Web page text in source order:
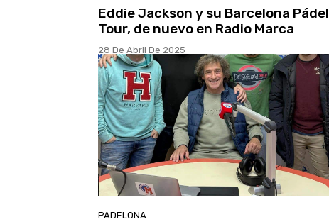
Eddie Jackson y su Barcelona Pádel
Tour, de nuevo en Radio Marca
28 De Abril De 2025
PADELONA